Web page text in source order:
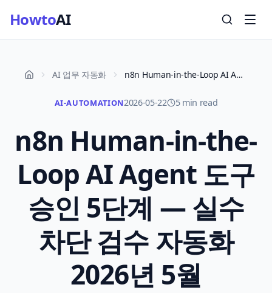
HowtoAI
AI 업무 자동화 n8n Human-in-the-Loop AI Agent 도구 승인 5단계 — 실수 차단 검수 자동화 2026년 5월
AI-AUTOMATION2026-05-22 5 min read
n8n Human-in-the-
Loop AI Agent 도구
승인 5단계 — 실수
차단 검수 자동화
2026년 5월